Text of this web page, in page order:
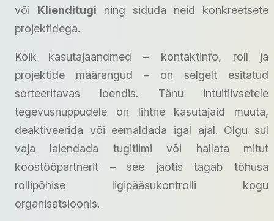
või Klienditugi ning siduda neid konkreetsete
projektidega.
Kõik kasutajaandmed – kontaktinfo, roll ja
projektide määrangud – on selgelt esitatud
sorteeritavas loendis. Tänu intuitiivsetele
tegevusnuppudele on lihtne kasutajaid muuta,
deaktiveerida või eemaldada igal ajal. Olgu sul
vaja laiendada tugitiimi või hallata mitut
koostööpartnerit – see jaotis tagab tõhusa
rollipõhise ligipääsukontrolli kogu
organisatsioonis.